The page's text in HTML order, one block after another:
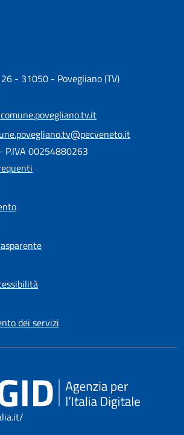
- 31050 - Povegliano (TV)
P.IVA 00254880263
dei servizi